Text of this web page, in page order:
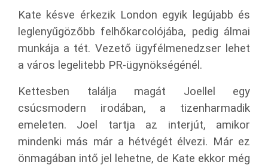
Kate késve érkezik London egyik legújabb és
leglenyűgözőbb felhőkarcolójába, pedig álmai
munkája a tét. Vezető ügyfélmenedzser lehet
a város legelitebb PR-ügynökségénél.
Kettesben találja magát Joellel egy
csúcsmodern irodában, a tizenharmadik
emeleten. Joel tartja az interjút, amikor
mindenki más már a hétvégét élvezi. Már ez
önmagában intő jel lehetne, de Kate ekkor még